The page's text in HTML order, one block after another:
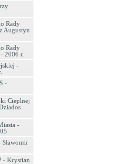
Rady
Augustyn
Rady
2006 r.
-
-
Cieplnej
-
- Krystian